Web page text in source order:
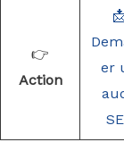
👉
Action
er